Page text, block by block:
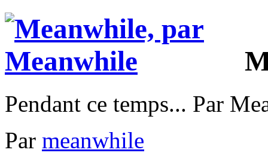
Pendant ce temps... Par
Par meanwhile